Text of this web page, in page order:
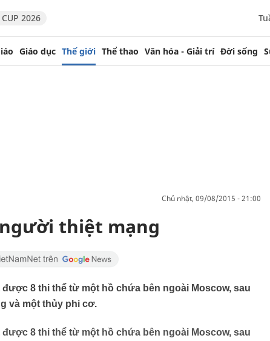
2026
Giáo dục Thế giới Thể thao Văn hóa - Giải trí Đời sống
chủ nhật, 09/08/2015 - 21:00
thiệt mạng
8 thi thể từ một hồ chứa bên ngoài Moscow, sau
và một thủy phi cơ.
8 thi thể từ một hồ chứa bên ngoài Moscow, sau